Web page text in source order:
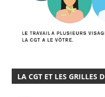
LA CGT ET LES GRILLES